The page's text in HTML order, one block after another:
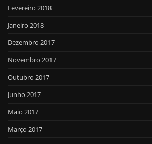
Fevereiro 2018
Janeiro 2018
Dezembro 2017
Novembro 2017
Outubro 2017
Junho 2017
Maio 2017
Março 2017